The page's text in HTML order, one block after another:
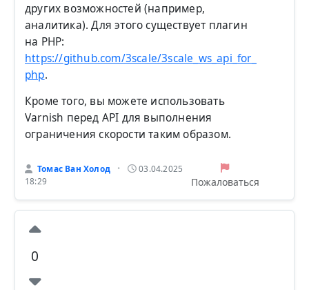
других возможностей (например,
аналитика). Для этого существует плагин
на PHP:
https://github.com/3scale/3scale_ws_api_for_
php.
Кроме того, вы можете использовать
Varnish перед API для выполнения
ограничения скорости таким образом.
Томас Ван Холод •
03.04.2025
18:29
Пожаловаться
0